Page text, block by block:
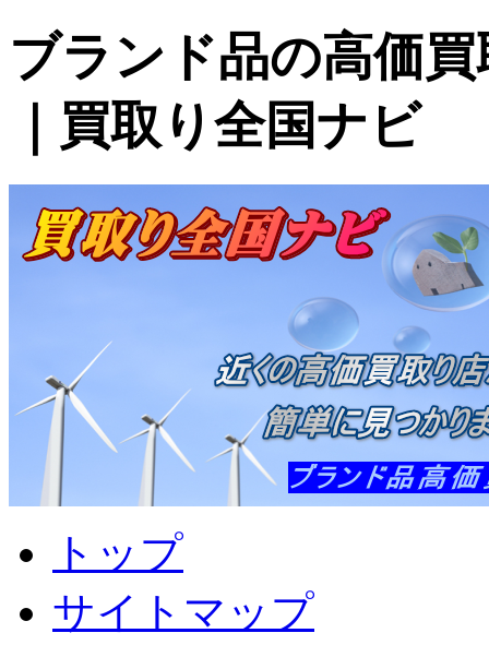
ブランド品の高価
｜買取り全国ナビ
トップ
サイトマップ